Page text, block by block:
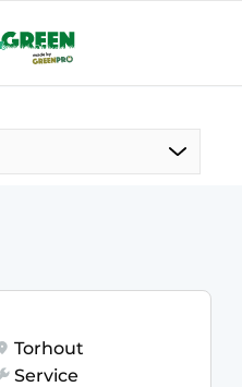
FR
Torhout
Service